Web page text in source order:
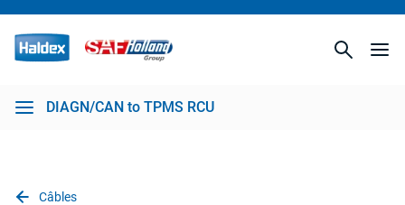
DIAGN/CAN to TPMS RCU
Câbles